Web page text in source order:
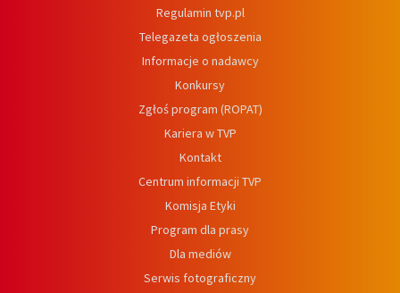
Regulamin tvp.pl
Telegazeta ogłoszenia
Informacje o nadawcy
Konkursy
Zgłoś program (ROPAT)
Kariera w TVP
Kontakt
Centrum informacji TVP
Komisja Etyki
Program dla prasy
Dla mediów
Serwis fotograficzny